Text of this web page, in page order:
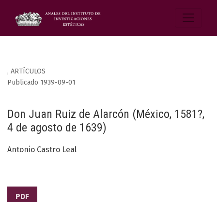
, ARTÍCULOS
Don Juan Ruiz de Alarcón (México, 1581?,
4 de agosto de 1639)
Publicado 1939-09-01
Antonio Castro Leal
PDF